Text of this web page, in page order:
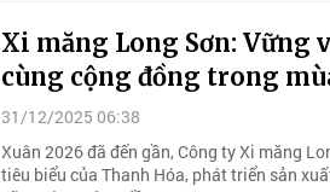
Xi măng Long Sơn: Vững
cùng cộng đồng trong
31/12/2025 06:38
Xuân 2026 đã đến gần, Công ty Xi măng
tiêu biểu của Thanh Hóa, phát triển sản